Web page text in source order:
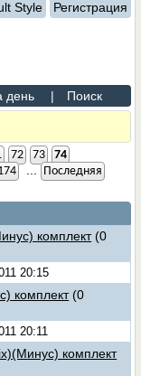
Style Регистрация
день | Поиск
72 73
74
Последняя
комплект (0
20:15
комплект (0
20:11
комплект